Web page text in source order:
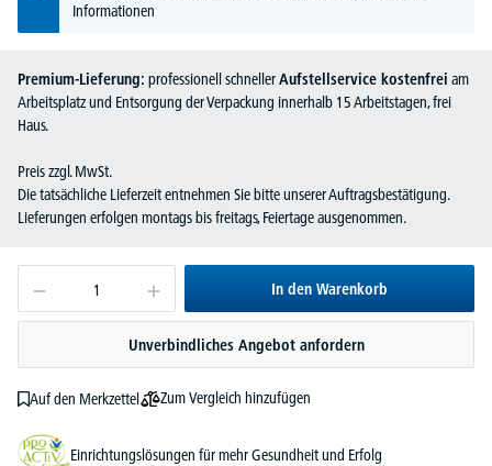
Informationen
Premium-Lieferung: professionell schnellerAufstellservice kostenfrei am
Arbeitsplatz und Entsorgung der Verpackung innerhalb 15 Arbeitstagen, frei
Haus.
Preis zzgl. MwSt.
Die tatsächliche Lieferzeit entnehmen Sie bitte unserer Auftragsbestätigung.
Lieferungen erfolgen montags bis freitags, Feiertage ausgenommen.
In den Warenkorb
Unverbindliches Angebot anfordern
Auf den Merkzettel Zum Vergleich hinzufügen
Einrichtungslösungen für mehr Gesundheit und Erfolg